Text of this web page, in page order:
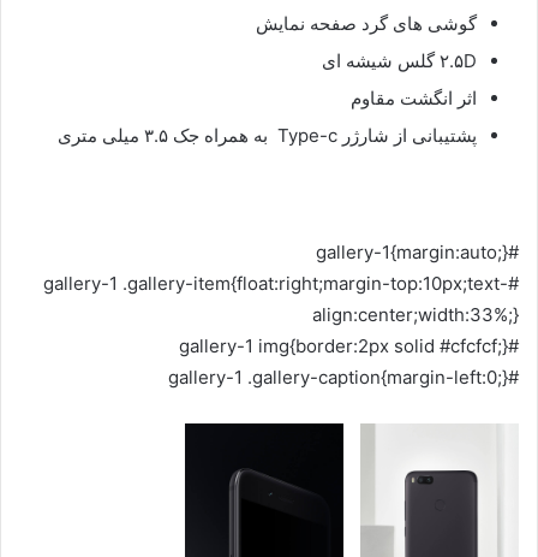
گوشی های گرد صفحه نمایش
۲.۵D گلس شیشه ای
اثر انگشت مقاوم
پشتیبانی از شارژر Type-c به همراه جک ۳.۵ میلی متری
#gallery-1{margin:auto;}
#gallery-1 .gallery-item{float:right;margin-top:10px;text-
align:center;width:33%;}
#gallery-1 img{border:2px solid #cfcfcf;}
#gallery-1 .gallery-caption{margin-left:0;}